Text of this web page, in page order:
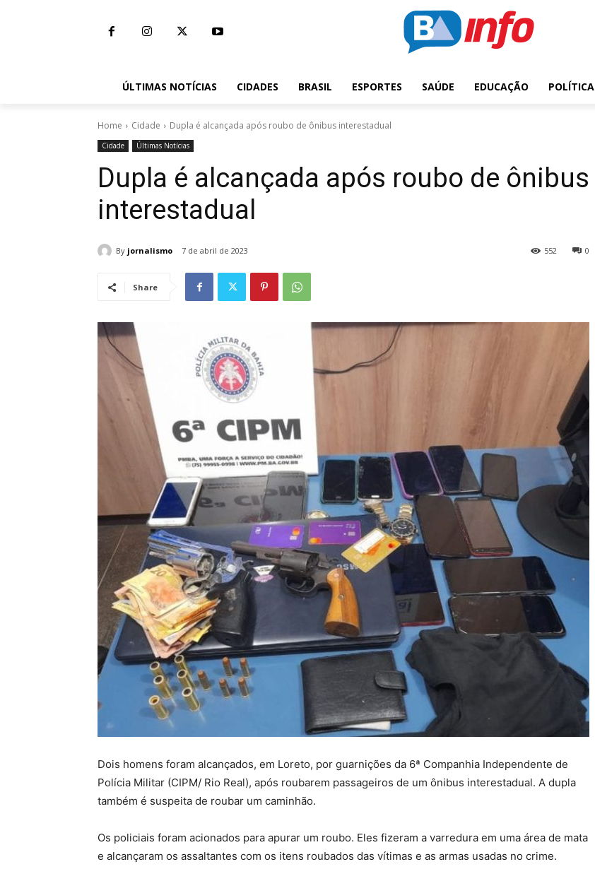
ÚLTIMAS NOTÍCIAS CIDADES BRASIL ESPORTES SAÚDE EDUCAÇÃO POLÍTICA
Home Cidade Dupla é alcançada após roubo de ônibus interestadual
Cidade Últimas Notícias
Dupla é alcançada após roubo de ônibus
interestadual
By jornalismo 7 de abril de 2023 0
552
Share
Dois homens foram alcançados, em Loreto, por guarnições da 6ª Companhia Independente de
Polícia Militar (CIPM/ Rio Real), após roubarem passageiros de um ônibus interestadual. A dupla
também é suspeita de roubar um caminhão.
Os policiais foram acionados para apurar um roubo. Eles fizeram a varredura em uma área de mata
e alcançaram os assaltantes com os itens roubados das vítimas e as armas usadas no crime.